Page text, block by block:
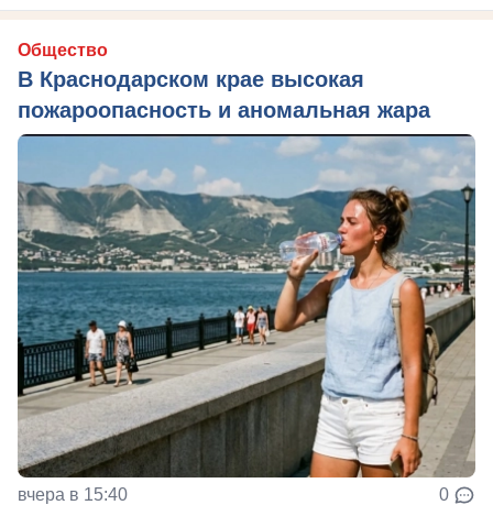
Общество
В Краснодарском крае высокая
пожароопасность и аномальная жара
вчера в 15:40 0